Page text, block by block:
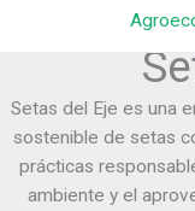
Setas del Eje es una
sostenible de setas
prácticas
ambiente y el